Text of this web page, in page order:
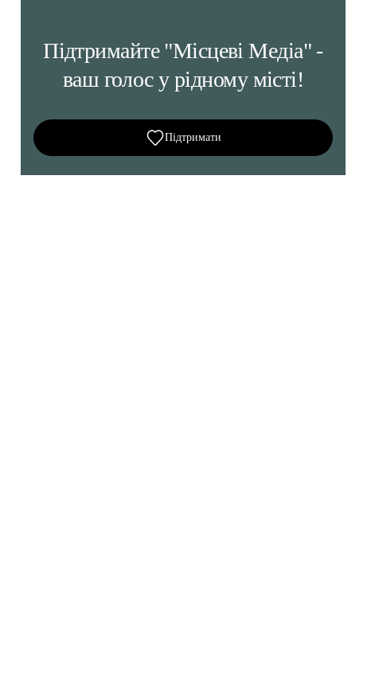
Підтримайте "Місцеві Медіа" -
ваш голос у рідному місті!
Підтримати